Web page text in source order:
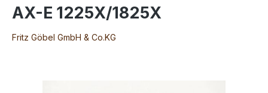
AX-E 1225X/1825X
Fritz Göbel GmbH & Co.KG